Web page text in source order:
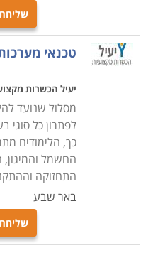
טכנאי
יעיל הכשרות
מסלול שנועד
לפתרון כל סוגי
כך, הלימודים
החשמל
התחזוקה
באר שבע